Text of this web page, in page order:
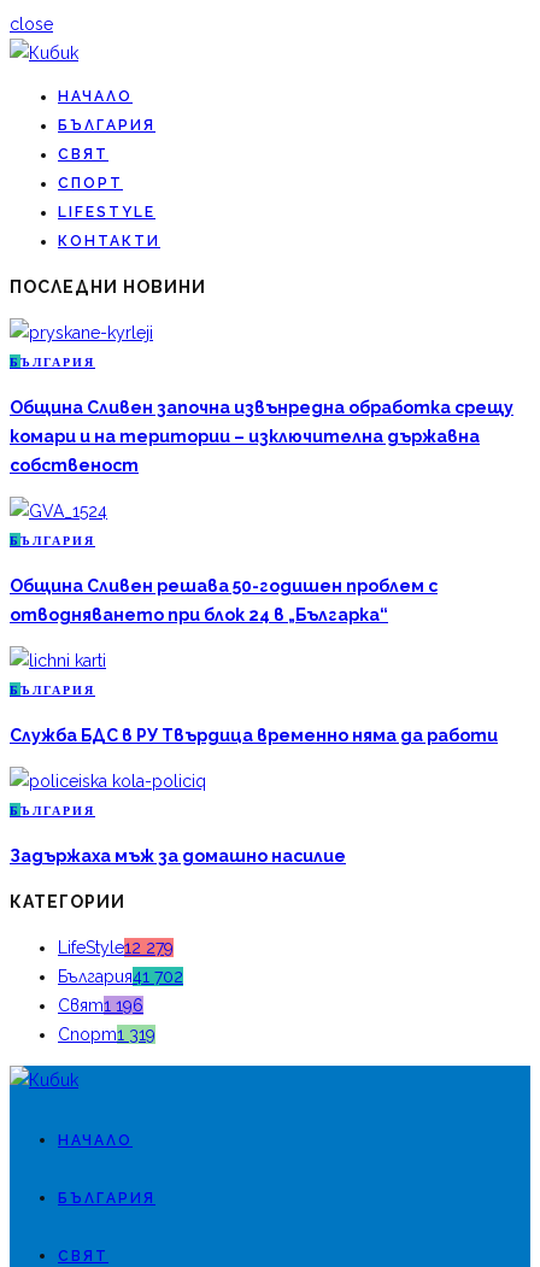
close
НАЧАЛО
БЪЛГАРИЯ
СВЯТ
СПОРТ
LIFESTYLE
КОНТАКТИ
ПОСЛЕДНИ НОВИНИ
Б ЪЛГАРИЯ
Община Сливен започна извънредна обработка срещу
комари и на територии – изключителна държавна
собственост
Б ЪЛГАРИЯ
Община Сливен решава 50-годишен проблем с
отводняването при блок 24 в „Българка“
Б ЪЛГАРИЯ
Служба БДС в РУ Твърдица временно няма да работи
Б ЪЛГАРИЯ
Задържаха мъж за домашно насилие
КАТЕГОРИИ
LifeStyle12 279
България41 702
Свят1 196
Спорт1 319
НАЧАЛО
БЪЛГАРИЯ
СВЯТ